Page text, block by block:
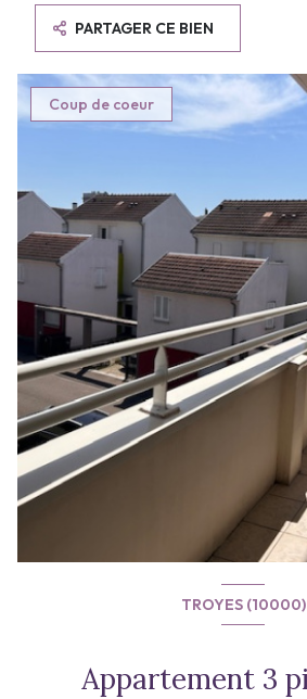
PARTAGER CE BIEN
Coup de coeur
TROYES (10000)
Appartement 3 pièce(s) 2